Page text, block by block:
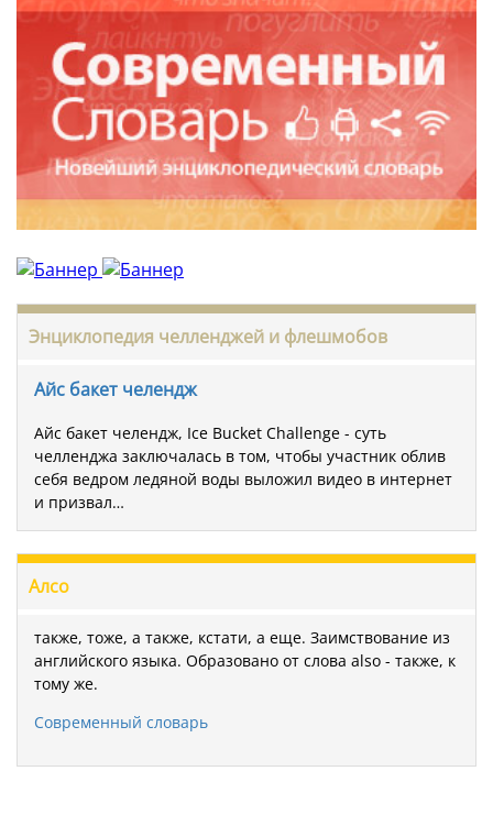
Энциклопедия челленджей и флешмобов
Айс бакет челендж
Айс бакет челендж, Ice Bucket Challenge - суть
челленджа заключалась в том, чтобы участник облив
себя ведром ледяной воды выложил видео в интернет
и призвал…
Алсо
также, тоже, а также, кстати, а еще. Заимствование из
английского языка. Образовано от слова also - также, к
тому же.
Современный словарь